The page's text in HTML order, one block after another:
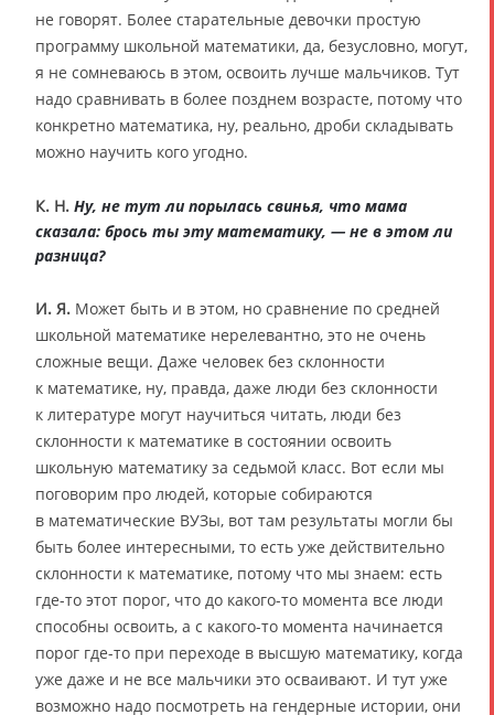
не говорят. Более старательные девочки простую
программу школьной математики, да, безусловно, могут,
я не сомневаюсь в этом, освоить лучше мальчиков. Тут
надо сравнивать в более позднем возрасте, потому что
конкретно математика, ну, реально, дроби складывать
можно научить кого угодно.
К. Н. Ну, не тут ли порылась свинья, что мама
сказала: брось ты эту математику, — не в этом ли
разница?
И. Я. Может быть и в этом, но сравнение по средней
школьной математике нерелевантно, это не очень
сложные вещи. Даже человек без склонности
к математике, ну, правда, даже люди без склонности
к литературе могут научиться читать, люди без
склонности к математике в состоянии освоить
школьную математику за седьмой класс. Вот если мы
поговорим про людей, которые собираются
в математические ВУЗы, вот там результаты могли бы
быть более интересными, то есть уже действительно
склонности к математике, потому что мы знаем: есть
где-то этот порог, что до какого-то момента все люди
способны освоить, а с какого-то момента начинается
порог где-то при переходе в высшую математику, когда
уже даже и не все мальчики это осваивают. И тут уже
возможно надо посмотреть на гендерные истории, они